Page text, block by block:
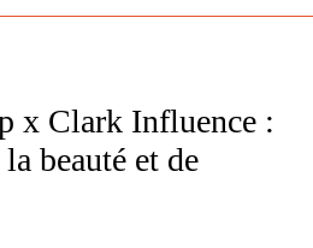
x Clark Influence :
beauté et de